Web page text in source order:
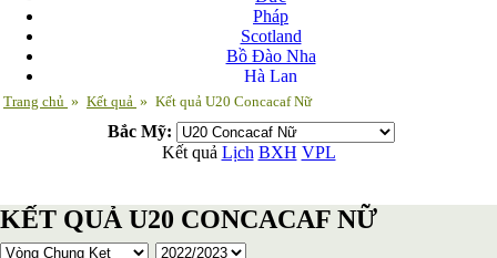
Pháp
Scotland
Bồ Đào Nha
Hà Lan
Nga
Andorra
Armenia
Belarus
Trang chủ » Kết quả » Kết quả U20 Concacaf Nữ
Bắc Mỹ:
Kết quả Lịch BXH VPL
KẾT QUẢ U20 CONCACAF NỮ